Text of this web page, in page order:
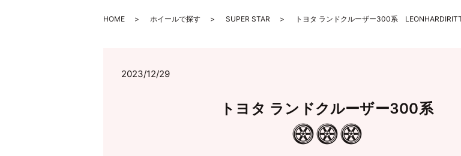
HOME ホイールで探す SUPER STAR トヨタ ランドクルーザー300系
2023/12/29
トヨタ ランドクルーザー300系